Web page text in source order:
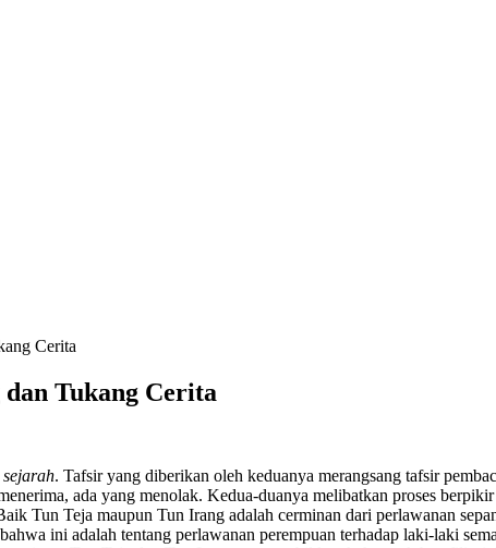
Cerita
Tukang Cerita
. Tafsir yang diberikan oleh keduanya merangsang tafsir
ada yang menolak. Kedua-duanya melibatkan proses
Tun Teja maupun Tun Irang adalah cerminan dari perlawanan
ini adalah tentang perlawanan perempuan terhadap laki-laki